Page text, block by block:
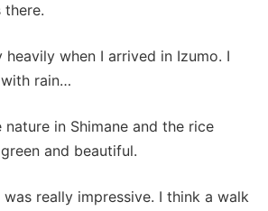
there.
heavily when I arrived in Izumo. I
rain…
in Shimane and the rice
and beautiful.
was really impressive. I think a walk